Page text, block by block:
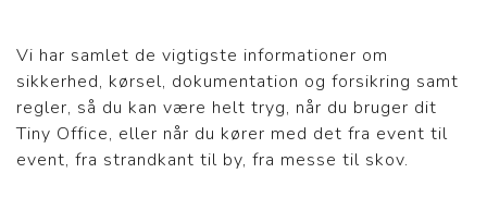
Vi har samlet de vigtigste informationer om
sikkerhed, kørsel, dokumentation og forsikring samt
regler, så du kan være helt tryg, når du bruger dit
Tiny Office, eller når du kører med det fra event til
event, fra strandkant til by, fra messe til skov.